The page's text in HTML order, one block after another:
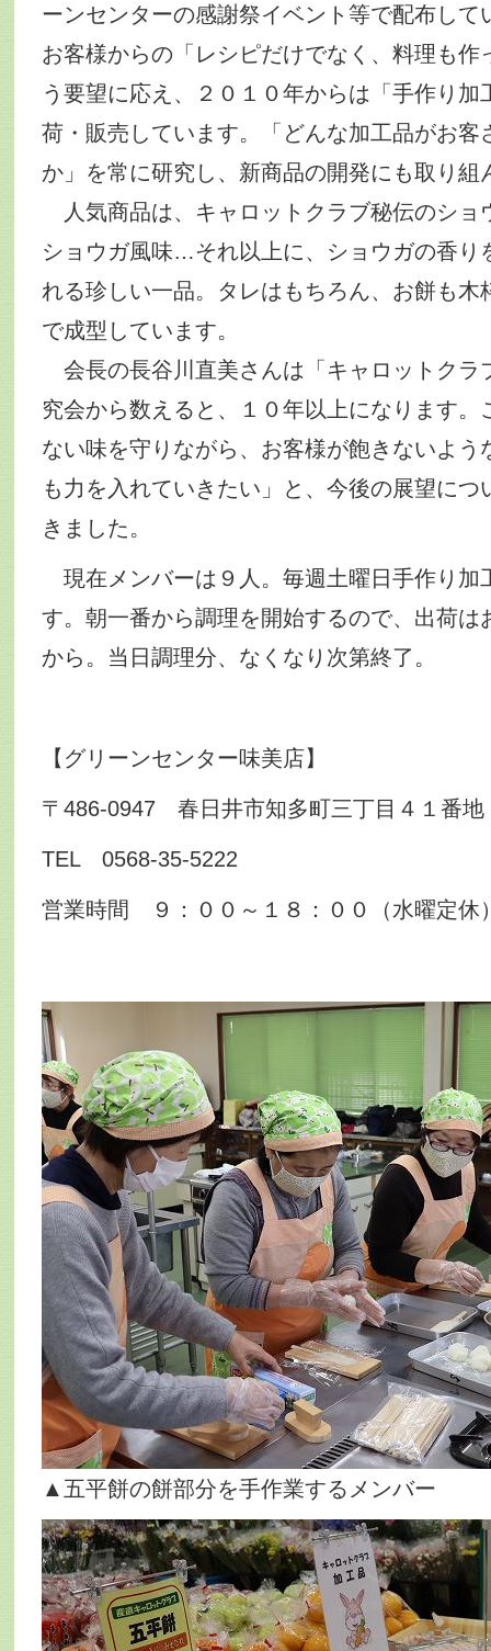
ーンセンターの感謝祭イベント等で配布して
お客様からの「レシピだけでなく、料理も作
う要望に応え、２０１０年からは「手作り加
荷・販売しています。「どんな加工品がお客
か」を常に研究し、新商品の開発にも取り組
人気商品は、キャロットクラブ秘伝のショ
ショウガ風味…それ以上に、ショウガの香り
れる珍しい一品。タレはもちろん、お餅も木
で成型しています。
会長の長谷川直美さんは「キャロットクラ
究会から数えると、１０年以上になります。
ない味を守りながら、お客様が飽きないよう
も力を入れていきたい」と、今後の展望につ
きました。
現在メンバーは９人。毎週土曜日手作り加
す。朝一番から調理を開始するので、出荷は
から。当日調理分、なくなり次第終了。
【グリーンセンター味美店】
〒486-0947 春日井市知多町三丁目４１番地
TEL 0568-35-5222
営業時間 ９：００～１８：００（水曜定休
▲五平餅の餅部分を手作業するメンバー